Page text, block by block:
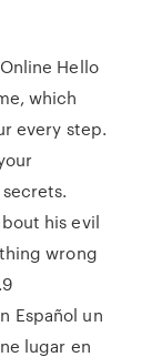
Hello
which
every step.
his evil
wrong
.9
Español un
lugar en